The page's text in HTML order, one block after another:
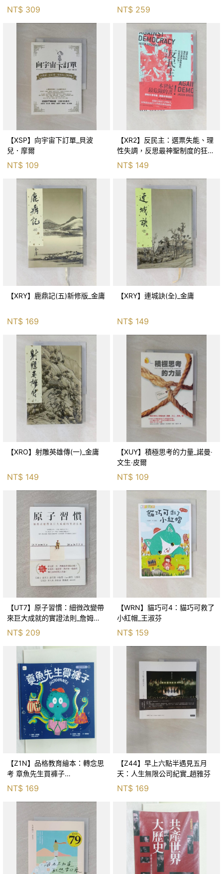
員_巨人傑
NT$ 309
輯思考聖經_尼爾．布朗, 史都
華．基里, 羅耀宗, 蔡宏明, 黃賓
NT$ 259
【XSP】向宇宙下訂單_貝波
兒．摩爾
NT$ 109
【XR2】反民主：選票失能、理
性失調，反思最神聖制度的狂亂
NT$ 149
【XRY】鹿鼎記(五)新修版_金庸
NT$ 169
【XRY】連城訣(全)_金庸
NT$ 149
【XRO】射雕英雄傳(一)_金庸
NT$ 149
【XUY】積極思考的力量_諾曼‧
文生‧皮爾
NT$ 109
【UT7】原子習慣：細微改變帶
來巨大成就的實證法則_詹姆斯‧
克利爾, 蔡世偉
NT$ 209
【WRN】貓巧可4：貓巧可救了
小紅帽_王淑芬
NT$ 159
【Z1N】品格教育繪本：轉念思
考 章魚先生買褲子
(Octopants)_蘇西‧西尼爾, 黃筱
NT$ 169
【Z44】早上六點半遇見五月
天：人生無限公司紀實_趙雅芬
NT$ 169